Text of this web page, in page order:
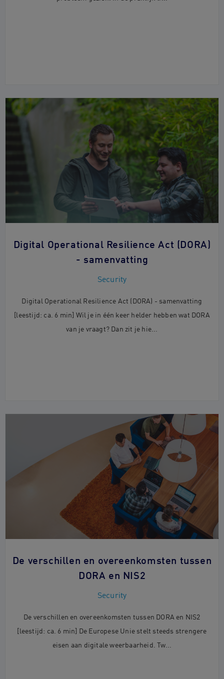
Digital Operational Resilience Act (DORA)
- samenvatting
Security
Digital Operational Resilience Act (DORA) - samenvatting
[leestijd: ca. 6 min] Wil je in één keer helder hebben wat DORA
van je vraagt? Dan zit je hie...
De verschillen en overeenkomsten tussen
DORA en NIS2
Security
De verschillen en overeenkomsten tussen DORA en NIS2
[leestijd: ca. 6 min] De Europese Unie stelt steeds strengere
eisen aan digitale weerbaarheid. Tw...